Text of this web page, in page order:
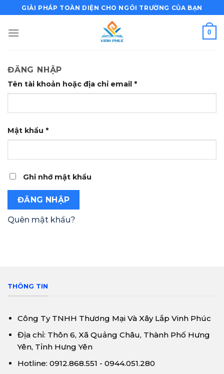
qua
nội
GIẢI PHÁP TOÀN DIỆN CHO NGÔI TRƯỜNG CỦA BẠN
0
ĐĂNG NHẬP
Tên tài khoản hoặc địa chỉ email *Bắt
buộc
Mật khẩu *Bắt
buộc
Ghi nhớ mật khẩu
ĐĂNG NHẬP
Quên mật khẩu?
THÔNG TIN
Công Ty TNHH Thương Mại Và Xây Lắp Vinh Phúc
Địa chỉ: Thôn 6, Xã Quảng Châu, Thành Phố Hưng
Yên, Tỉnh Hưng Yên
Hotline: 0912.868.551 - 0944.051.280